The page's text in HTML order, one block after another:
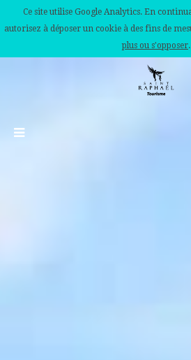
Ce site utilise Google Analytics. En
autorisez à déposer un cookie à des fins de
plus ou s'opposer.